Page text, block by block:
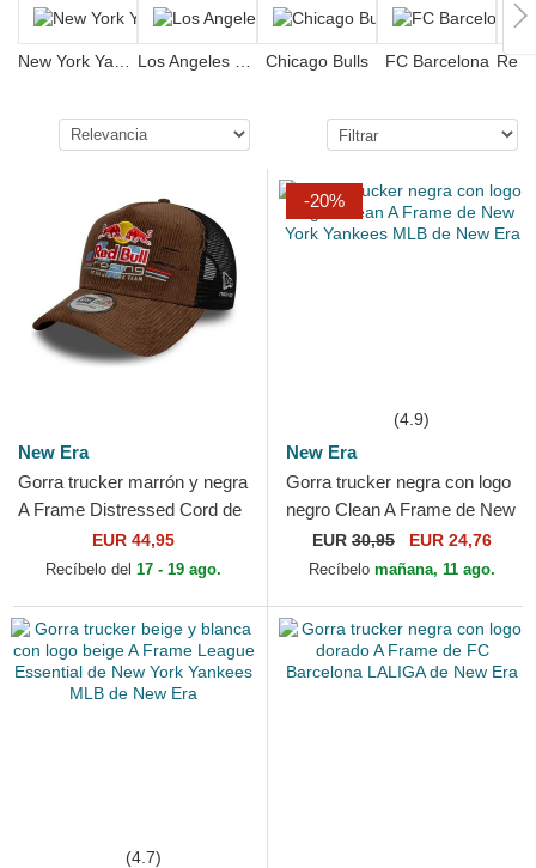
Chicago Bulls FC Barcelona
New Era
Gorra trucker marrón y negra
A Frame Distressed Cord de
Red Bull Racing Formula 1
de New Era
EUR 44,95
Recíbelo del 17 - 19 ago.
-20%
(4.9)
New Era
Gorra trucker negra con logo
negro Clean A Frame de New
York Yankees MLB de New
Era
EUR 30,95 EUR 24,76
Recíbelo mañana, 11 ago.
(4.7)